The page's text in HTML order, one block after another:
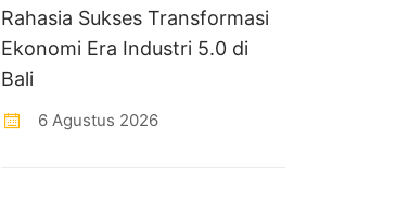
Rahasia Sukses Transformasi
Ekonomi Era Industri 5.0 di
Bali
6 Agustus 2026